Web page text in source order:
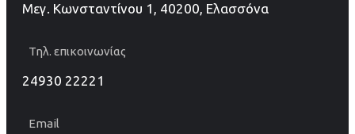
Μεγ. Κωνσταντίνου 1, 40200, Ελασσόνα
Τηλ. επικοινωνίας
24930 22221
Email